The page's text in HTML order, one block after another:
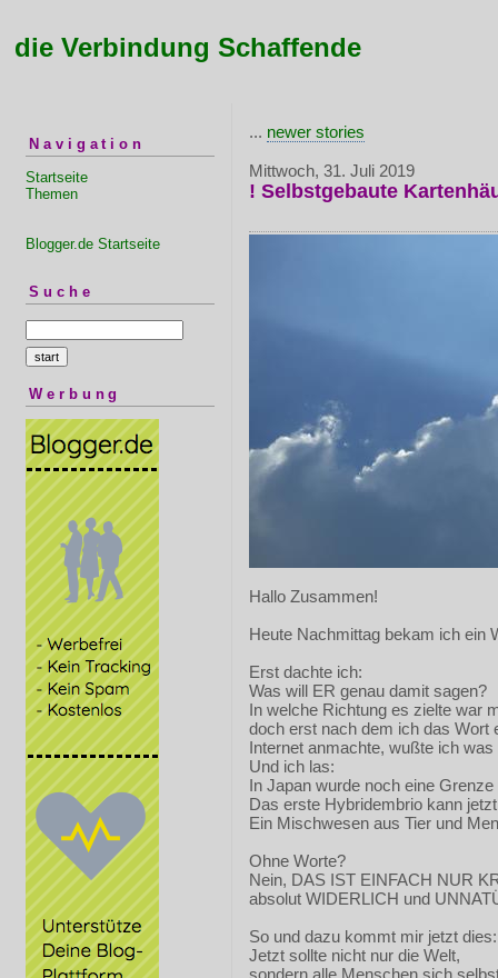
die Verbindung Schaffende
Navigation
Startseite
Themen
Blogger.de Startseite
Suche
Werbung
... newer stories
Mittwoch, 31. Juli 2019
! Selbstgebaute
Hallo Zusammen!
Heute Nachmittag bekam ich ein
Erst dachte ich:
Was will ER genau damit sagen?
In welche Richtung es zielte war
doch erst nach dem ich das Wort
Internet anmachte, wußte ich
Und ich las:
In Japan wurde noch eine
Das erste Hybridembrio kann
Ein Mischwesen aus Tier und
Ohne Worte?
Nein, DAS IST EINFACH NUR
absolut WIDERLICH und
So und dazu kommt mir jetzt dies:
Jetzt sollte nicht nur die Welt,
sondern alle Menschen sich